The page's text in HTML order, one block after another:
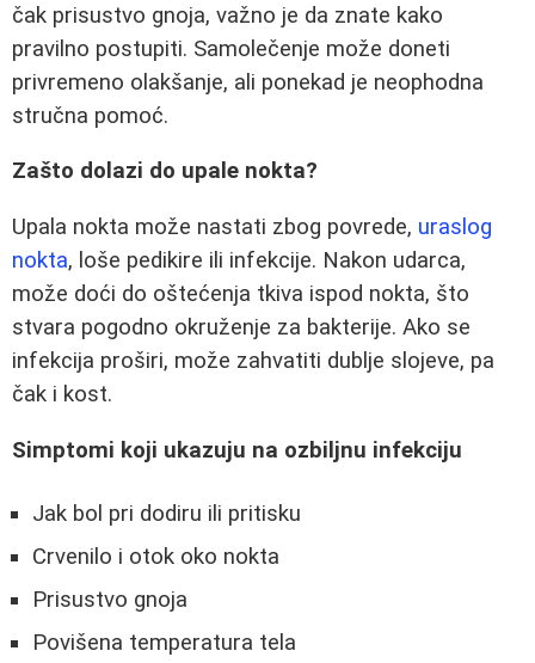
čak prisustvo gnoja, važno je da znate kako
pravilno postupiti. Samolečenje može doneti
privremeno olakšanje, ali ponekad je neophodna
stručna pomoć.
Zašto dolazi do upale nokta?
Upala nokta može nastati zbog povrede, uraslog
nokta, loše pedikire ili infekcije. Nakon udarca,
može doći do oštećenja tkiva ispod nokta, što
stvara pogodno okruženje za bakterije. Ako se
infekcija proširi, može zahvatiti dublje slojeve, pa
čak i kost.
Simptomi koji ukazuju na ozbiljnu infekciju
Jak bol pri dodiru ili pritisku
Crvenilo i otok oko nokta
Prisustvo gnoja
Povišena temperatura tela